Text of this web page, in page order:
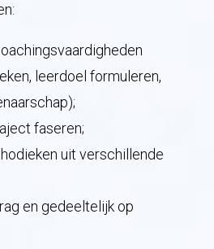
leerdoel formuleren,
faseren;
uit verschillende
en gedeeltelijk op